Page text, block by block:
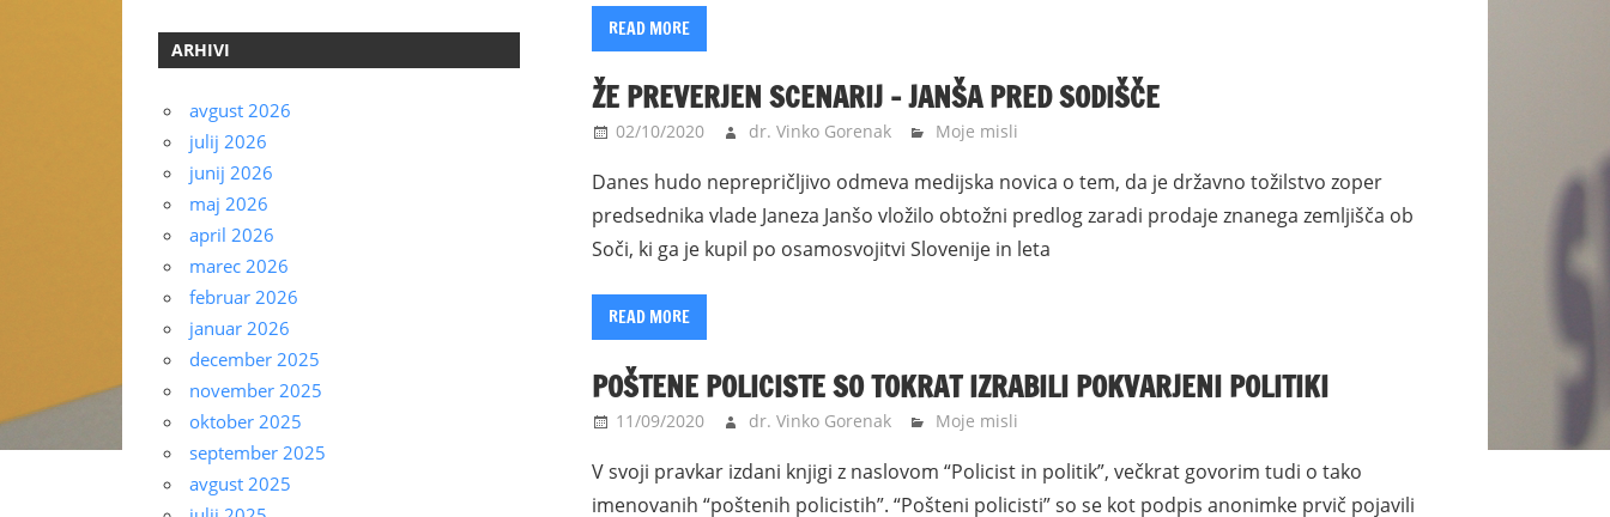
READ MORE
ŽE PREVERJEN SCENARIJ – JANŠA PRED SODIŠČE
02/10/2020 dr. Vinko Gorenak Moje misli
Danes hudo neprepričljivo odmeva medijska novica o tem, da je državno tožilstvo zoper
predsednika vlade Janeza Janšo vložilo obtožni predlog zaradi prodaje znanega zemljišča ob
Soči, ki ga je kupil po osamosvojitvi Slovenije in leta
READ MORE
POŠTENE POLICISTE SO TOKRAT IZRABILI POKVARJENI POLITIKI
11/09/2020 dr. Vinko Gorenak Moje misli
V svoji pravkar izdani knjigi z naslovom “Policist in politik”, večkrat govorim tudi o tako
imenovanih “poštenih policistih”. “Pošteni policisti” so se kot podpis anonimke prvič pojavili
ARHIVI
avgust 2026
julij 2026
junij 2026
maj 2026
april 2026
marec 2026
februar 2026
januar 2026
december 2025
november 2025
oktober 2025
september 2025
avgust 2025